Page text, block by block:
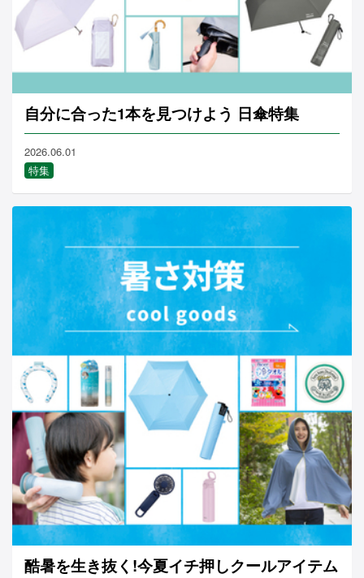
自分に合った1本を見つけよう 日傘特集
2026.06.01
特集
酷暑を生き抜く!今夏イチ押しクールアイテム